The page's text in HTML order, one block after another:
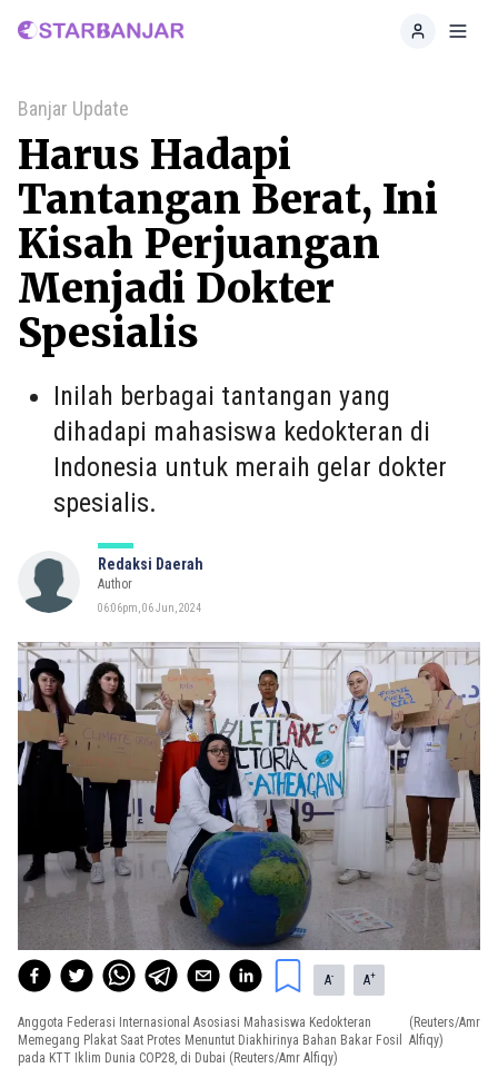
Home
Banjar Update
Harus Hadapi
Tantangan Berat, Ini
Kisah Perjuangan
Menjadi Dokter
Spesialis
Inilah berbagai tantangan yang
dihadapi mahasiswa kedokteran di
Indonesia untuk meraih gelar dokter
spesialis.
Redaksi Daerah
Author
06:06pm, 06 Jun, 2024
A- A+
Anggota Federasi Internasional Asosiasi Mahasiswa Kedokteran
Memegang Plakat Saat Protes Menuntut Diakhirinya Bahan Bakar Fosil
pada KTT Iklim Dunia COP28, di Dubai (Reuters/Amr Alfiqy)
(Reuters/Amr
Alfiqy)